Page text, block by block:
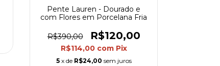
Pente Lauren - Dourado e
com Flores em Porcelana Fria
R$390,00 R$120,00
R$114,00 com Pix
5 x de R$24,00 sem juros